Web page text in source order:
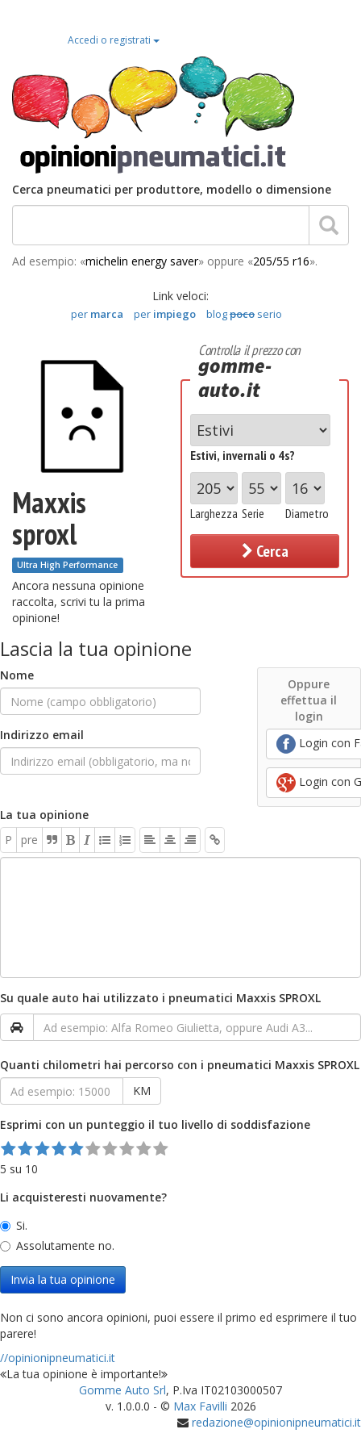
Accedi o registrati
Cerca pneumatici per produttore, modello o dimensione
Ad esempio: «michelin energy saver» oppure «205/55 r16».
Link veloci:
per marca per impiego blogpoco serio
Maxxis
sproxl
Ultra High Performance
Ancora nessuna opinione
raccolta, scrivi tu la prima
opinione!
Controlla il prezzo con
gomme-
auto.it
Estivi, invernali o 4s?
Larghezza Serie Diametro
Cerca
Lascia la tua opinione
Nome
Indirizzo email
Oppure
effettua il
login
Login con
Login con
La tua opinione
P
pre
Su quale auto hai utilizzato i pneumatici Maxxis SPROXL
Quanti chilometri hai percorso con i pneumatici Maxxis SPROXL
KM
Esprimi con un punteggio il tuo livello di soddisfazione
5 su 10
Li acquisteresti nuovamente?
Si.
Assolutamente no.
Invia la tua opinione
Non ci sono ancora opinioni, puoi essere il primo ed esprimere il tuo
parere!
//opinionipneumatici.it
La tua opinione è importante!
Gomme Auto Srl, P.Iva IT02103000507
v. 1.0.0.0 - © Max Favilli 2026
redazione@opinionipneumatici.it